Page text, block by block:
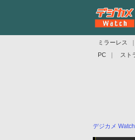
ミラーレス
PC
スト
デジカメ Watch